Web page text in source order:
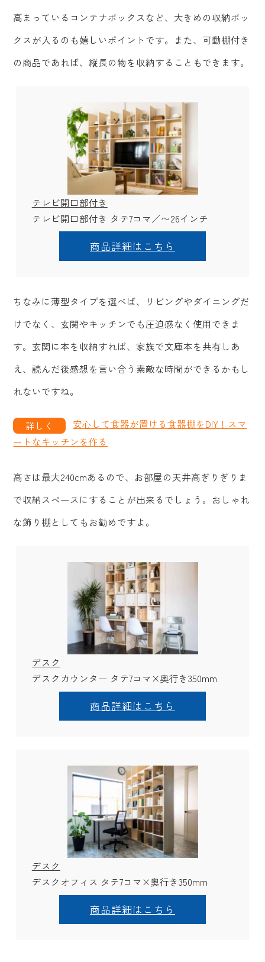
高まっているコンテナボックスなど、大きめの収納ボッ
クスが入るのも嬉しいポイントです。また、可動棚付き
の商品であれば、縦長の物を収納することもできます。
テレビ開口部付き
テレビ開口部付き タテ7コマ／〜26インチ
商品詳細はこちら
ちなみに薄型タイプを選べば、リビングやダイニングだ
けでなく、玄関やキッチンでも圧迫感なく使用できま
す。玄関に本を収納すれば、家族で文庫本を共有しあ
え、読んだ後感想を言い合う素敵な時間ができるかもし
れないですね。
安心して食器が置ける食器棚をDIY！スマ
ートなキッチンを作る
高さは最大240cmあるので、お部屋の天井高ぎりぎりま
で収納スペースにすることが出来るでしょう。おしゃれ
な飾り棚としてもお勧めですよ。
デスク
デスクカウンター タテ7コマ×奥行き350mm
商品詳細はこちら
デスク
デスクオフィス タテ7コマ×奥行き350mm
商品詳細はこちら